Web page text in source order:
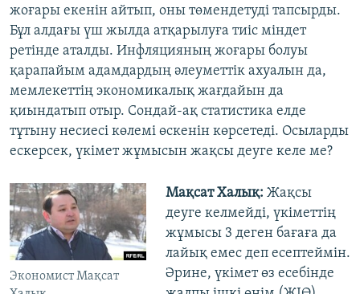
жоғары екенін айтып, оны төмендетуді тапсырды.
Бұл алдағы үш жылда атқарылуға тиіс міндет
ретінде аталды. Инфляцияның жоғары болуы
қарапайым адамдардың әлеуметтік ахуалын да,
мемлекеттің экономикалық жағдайын да
қиындатып отыр. Сондай-ақ статистика елде
тұтыну несиесі көлемі өскенін көрсетеді. Осыларды
ескерсек, үкімет жұмысын жақсы деуге келе ме?
Экономист Мақсат
Мақсат Халық: Жақсы
деуге келмейді, үкіметтің
жұмысы 3 деген бағаға да
лайық емес деп есептеймін.
Әрине, үкімет өз есебінде